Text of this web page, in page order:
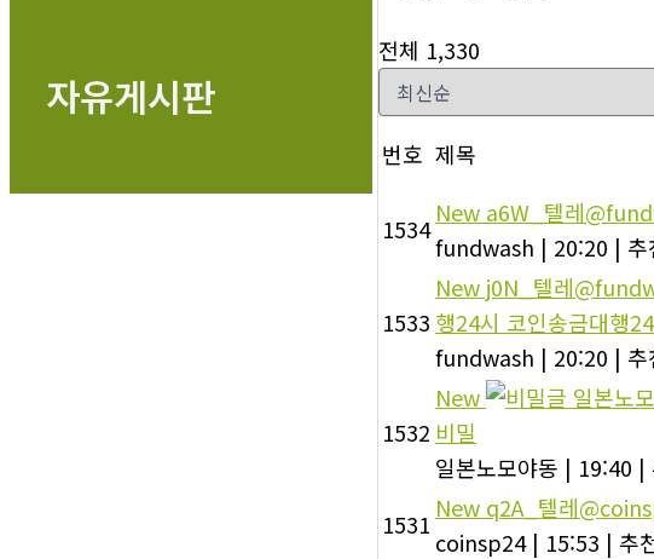
자유게시판
전체 1,330
번호 제목
1534
New a6W_텔레
fundwash | 20:20 |
1533
New j0N_텔레
행24시 코인송금대행
fundwash | 20:20 |
1532
New
일본노
비밀
일본노모야동 | 19:40 |
1531
New q2A_텔레
coinsp24 | 15:53 | 추